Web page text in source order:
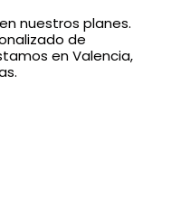
nuestros planes.
de
en Valencia,